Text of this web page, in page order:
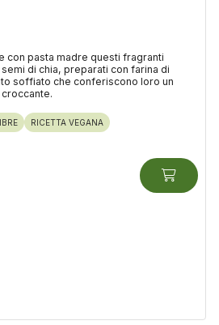
con pasta madre questi fragranti
di chia, preparati con farina di
soffiato che conferiscono loro un
RICETTA VEGANA